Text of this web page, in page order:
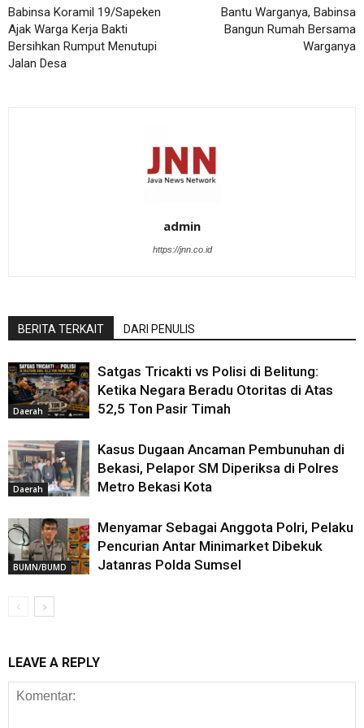
Babinsa Koramil 19/Sapeken
Ajak Warga Kerja Bakti
Bersihkan Rumput Menutupi
Jalan Desa
Bantu Warganya, Babinsa
Bangun Rumah Bersama
Warganya
admin
https://jnn.co.id
BERITA TERKAIT DARI PENULIS
Daerah
Satgas Tricakti vs Polisi di Belitung:
Ketika Negara Beradu Otoritas di Atas
52,5 Ton Pasir Timah
Daerah
Kasus Dugaan Ancaman Pembunuhan di
Bekasi, Pelapor SM Diperiksa di Polres
Metro Bekasi Kota
BUMN/BUMD
Menyamar Sebagai Anggota Polri, Pelaku
Pencurian Antar Minimarket Dibekuk
Jatanras Polda Sumsel
LEAVE A REPLY